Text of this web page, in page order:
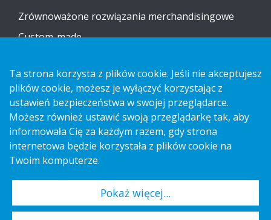
Zrównoważone rozwiązania merchandisingowe
Custom-made
Katalog
Skontaktuj się z nami
Informacja na temat ochrony prywatności
Cookies
Ta strona korzysta z plików cookie. Jeśli nie akceptujesz
plików cookie, możesz je wyłączyć korzystając z
ustawień bezpieczeństwa w swojej przeglądarce.
Możesz również ustawić swoją przeglądarkę tak, aby
informowała Cię za każdym razem, gdy strona
internetowa będzie korzystała z plików cookie na
Twoim komputerze.
Pokaż więcej...